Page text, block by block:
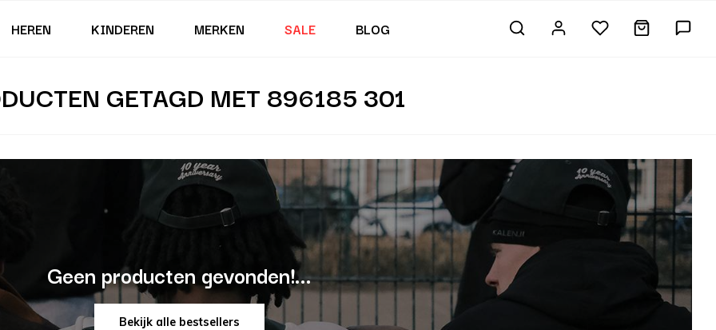
HEREN KINDEREN MERKEN SALE BLOG
GETAGD MET 896185 301
Geen producten gevonden!...
Bekijk alle bestsellers